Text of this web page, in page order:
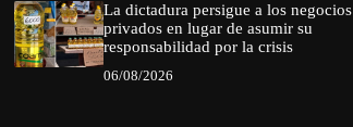
La dictadura persigue a los negocios
privados en lugar de asumir su
responsabilidad por la crisis
06/08/2026